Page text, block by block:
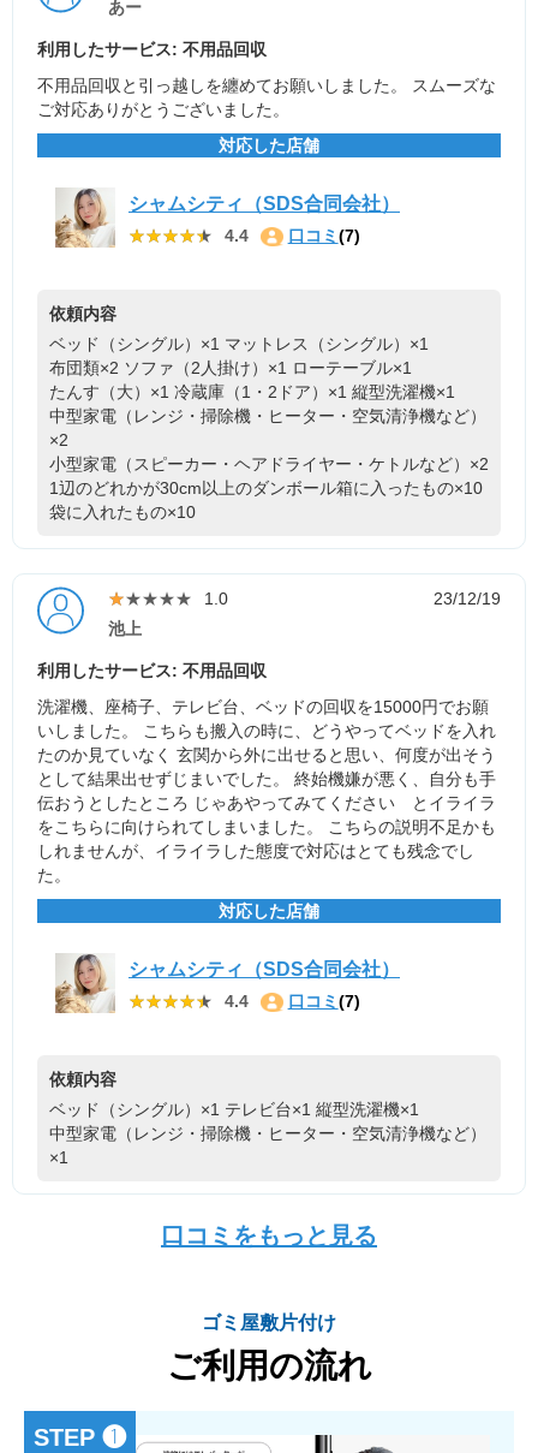
あー
利用したサービス: 不用品回収
不用品回収と引っ越しを纏めてお願いしました。 スムーズな
ご対応ありがとうございました。
対応した店舗
シャムシティ（SDS合同会社）
★★★★★
★★★★★ 4.4 口コミ (7)
依頼内容
ベッド（シングル）×1 マットレス（シングル）×1
布団類×2 ソファ（2人掛け）×1 ローテーブル×1
たんす（大）×1 冷蔵庫（1・2ドア）×1 縦型洗濯機×1
中型家電（レンジ・掃除機・ヒーター・空気清浄機など）
×2
小型家電（スピーカー・ヘアドライヤー・ケトルなど）×2
1辺のどれかが30cm以上のダンボール箱に入ったもの×10
袋に入れたもの×10
★★★★★
★★★★★ 1.0
23/12/19
池上
利用したサービス: 不用品回収
洗濯機、座椅子、テレビ台、ベッドの回収を15000円でお願
いしました。 こちらも搬入の時に、どうやってベッドを入れ
たのか見ていなく 玄関から外に出せると思い、何度が出そう
として結果出せずじまいでした。 終始機嫌が悪く、自分も手
伝おうとしたところ じゃあやってみてください とイライラ
をこちらに向けられてしまいました。 こちらの説明不足かも
しれませんが、イライラした態度で対応はとても残念でし
た。
対応した店舗
シャムシティ（SDS合同会社）
★★★★★
★★★★★ 4.4 口コミ (7)
依頼内容
ベッド（シングル）×1 テレビ台×1 縦型洗濯機×1
中型家電（レンジ・掃除機・ヒーター・空気清浄機など）
×1
口コミをもっと見る
ゴミ屋敷片付け
ご利用の流れ
STEP ❶